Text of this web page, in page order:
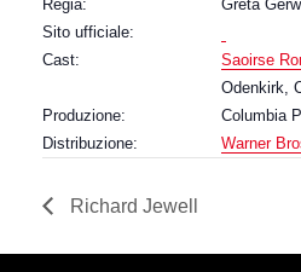
Regia:
Greta
Sito ufficiale:
Cast:
Saoirse
Odenkirk,
Produzione:
Columbia
Distribuzione:
Warner
Richard Jewell